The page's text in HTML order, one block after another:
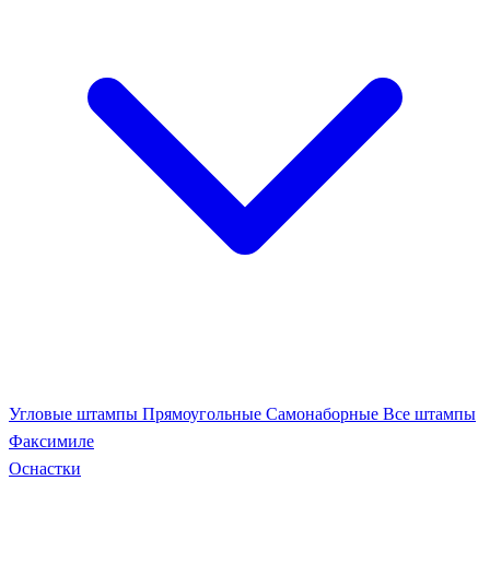
Угловые штампы Прямоугольные Самонаборные Все штампы
Факсимиле
Оснастки